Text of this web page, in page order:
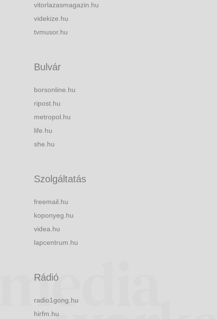
vitorlazasmagazin.hu
videkize.hu
tvmusor.hu
Bulvár
borsonline.hu
ripost.hu
metropol.hu
life.hu
she.hu
Szolgáltatás
freemail.hu
koponyeg.hu
videa.hu
lapcentrum.hu
Rádió
radio1gong.hu
hirfm.hu